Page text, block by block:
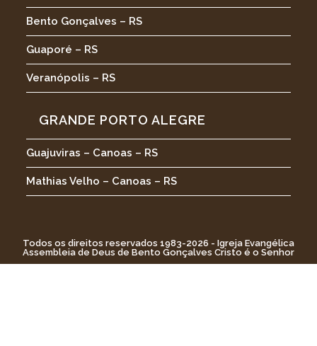
Bento Gonçalves – RS
Guaporé – RS
Veranópolis – RS
GRANDE PORTO ALEGRE
Guajuviras – Canoas – RS
Mathias Velho – Canoas – RS
Todos os direitos reservados 1983-2026 - Igreja Evangélica
Assembleia de Deus de Bento Gonçalves Cristo é o Senhor